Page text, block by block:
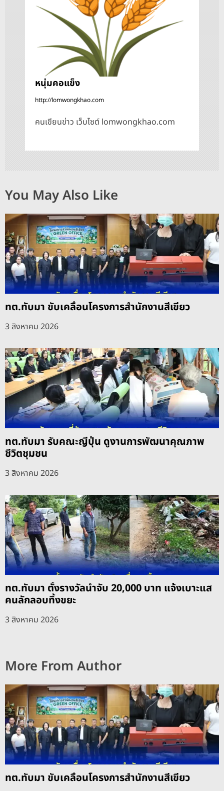
หนุ่มคอแข็ง
http://lomwongkhao.com
คนเขียนข่าว เว็บไซต์ lomwongkhao.com
You May Also Like
ทต.ทับมา ขับเคลื่อนโครงการสำนักงานสีเขียว
3 สิงหาคม 2026
ทต.ทับมา รับคณะญี่ปุ่น ดูงานการพัฒนาคุณภาพ
ชีวิตชุมชน
3 สิงหาคม 2026
ทต.ทับมา ตั้งรางวัลนำจับ 20,000 บาท แจ้งเบาะแส
คนลักลอบทิ้งขยะ
3 สิงหาคม 2026
More From Author
ทต.ทับมา ขับเคลื่อนโครงการสำนักงานสีเขียว